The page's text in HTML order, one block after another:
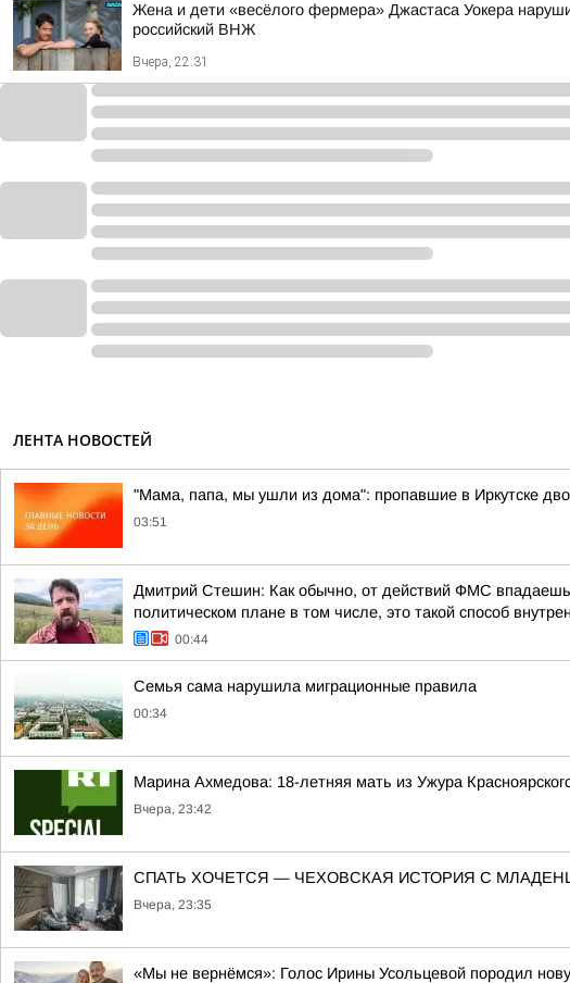
Жена и дети «весёлого фермера» Джастаса Уокера
российский ВНЖ
Вчера, 22:31
ЛЕНТА НОВОСТЕЙ
"Мама, папа, мы ушли из дома": пропавшие в Иркутске
03:51
Дмитрий Стешин: Как обычно, от действий ФМС
политическом плане в том числе, это такой способ
00:44
Семья сама нарушила миграционные правила
00:34
Марина Ахмедова: 18-летняя мать из Ужура
Вчера, 23:42
СПАТЬ ХОЧЕТСЯ — ЧЕХОВСКАЯ ИСТОРИЯ С
Вчера, 23:35
«Мы не вернёмся»: Голос Ирины Усольцевой породил